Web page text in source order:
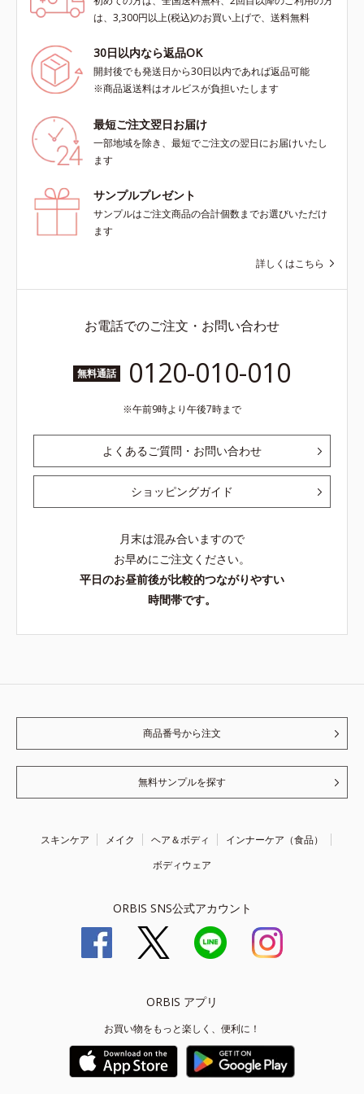
は、3,300円以上(税込)のお買い上げで、送料無料
30日以内なら返品OK
開封後でも発送日から30日以内であれば返品可能
※商品返送料はオルビスが負担いたします
最短ご注文翌日お届け
一部地域を除き、最短でご注文の翌日にお届けいたし
ます
サンプルプレゼント
サンプルはご注文商品の合計個数までお選びいただけ
ます
詳しくはこちら
お電話でのご注文・お問い合わせ
無料通話 0120-010-010
午前9時より午後7時まで
よくあるご質問・お問い合わせ
ショッピングガイド
月末は混み合いますので
お早めにご注文ください。
平日のお昼前後が比較的つながりやすい
時間帯です。
商品番号から注文
無料サンプルを探す
スキンケア メイク ヘア＆ボディ
インナーケア（食品）
ボディウェア
ORBIS SNS公式アカウント
ORBIS アプリ
お買い物をもっと楽しく、便利に！